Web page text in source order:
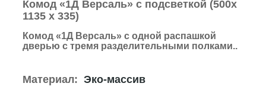
Комод «1Д Версаль» с подсветкой (500х
1135 х 335)
Комод «1Д Версаль» с одной распашкой
дверью с тремя разделительными полками..
Материал: Эко-массив